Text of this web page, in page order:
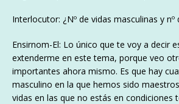
Interlocutor: ¿Nº de vidas masculinas y
Ensirnom-El: Lo único que te voy a decir
extenderme en este tema, porque veo
importantes ahora mismo. Es que hay
masculino en la que hemos sido
vidas en las que no estás en condiciones